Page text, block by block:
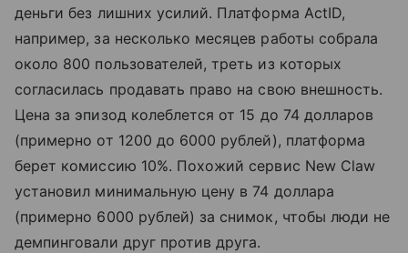
деньги без лишних усилий. Платформа ActID,
например, за несколько месяцев работы собрала
около 800 пользователей, треть из которых
согласилась продавать право на свою внешность.
Цена за эпизод колеблется от 15 до 74 долларов
(примерно от 1200 до 6000 рублей), платформа
берет комиссию 10%. Похожий сервис New Claw
установил минимальную цену в 74 доллара
(примерно 6000 рублей) за снимок, чтобы люди не
демпинговали друг против друга.